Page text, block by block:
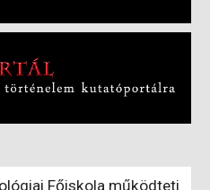
Főiskola működteti